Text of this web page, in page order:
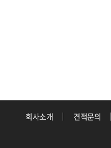
회사소개 견적문의